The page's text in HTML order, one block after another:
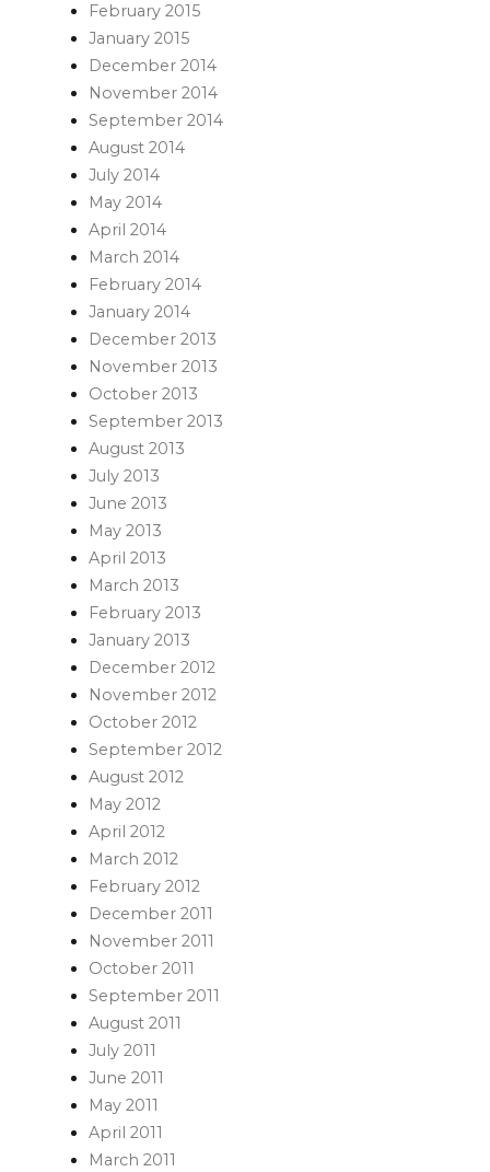
February 2015
January 2015
December 2014
November 2014
September 2014
August 2014
July 2014
May 2014
April 2014
March 2014
February 2014
January 2014
December 2013
November 2013
October 2013
September 2013
August 2013
July 2013
June 2013
May 2013
April 2013
March 2013
February 2013
January 2013
December 2012
November 2012
October 2012
September 2012
August 2012
May 2012
April 2012
March 2012
February 2012
December 2011
November 2011
October 2011
September 2011
August 2011
July 2011
June 2011
May 2011
April 2011
March 2011